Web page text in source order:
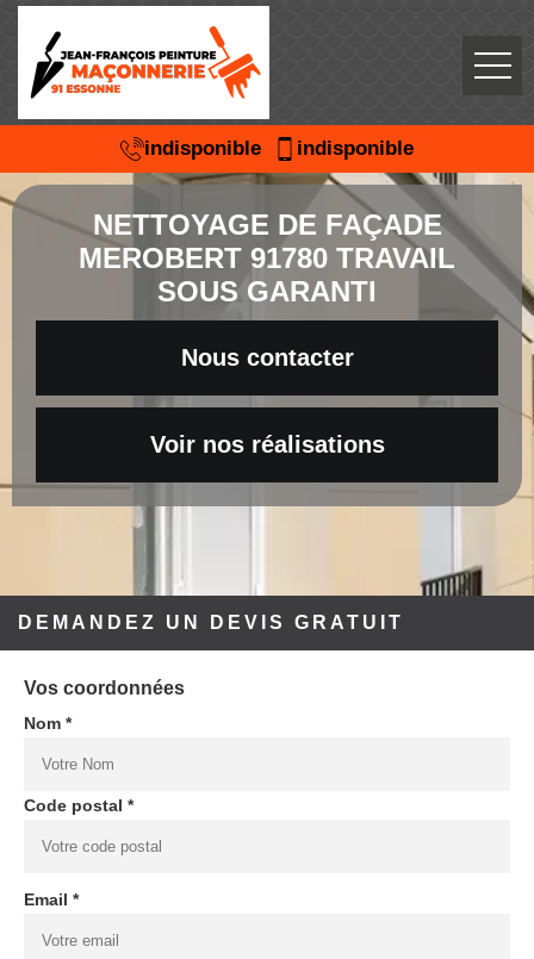
indisponible indisponible
NETTOYAGE DE FAÇADE
MEROBERT 91780 TRAVAIL
SOUS GARANTI
Nous contacter
Voir nos réalisations
DEMANDEZ UN DEVIS GRATUIT
Vos coordonnées
Nom *
Code postal *
Email *